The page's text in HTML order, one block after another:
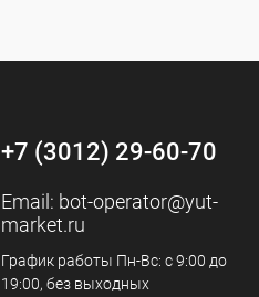
+7 (3012) 29-60-70
Email: bot-operator@yut-
market.ru
График работы Пн-Вс: с 9:00 до
19:00, без выходных